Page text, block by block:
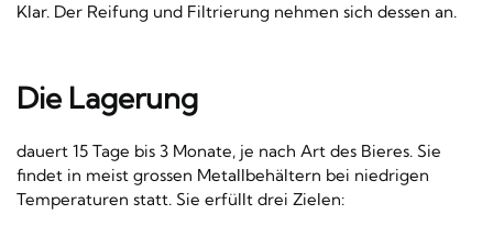
Klar. Der Reifung und Filtrierung nehmen sich dessen an.
Die Lagerung
dauert 15 Tage bis 3 Monate, je nach Art des Bieres. Sie
findet in meist grossen Metallbehältern bei niedrigen
Temperaturen statt. Sie erfüllt drei Zielen: